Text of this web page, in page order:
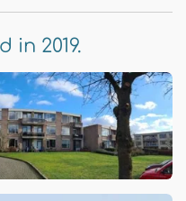
in 2019.